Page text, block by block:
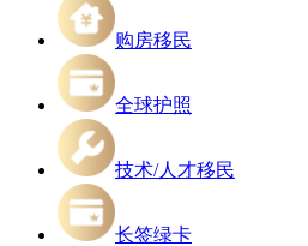
购房移民
全球护照
技术/人才移民
长签绿卡